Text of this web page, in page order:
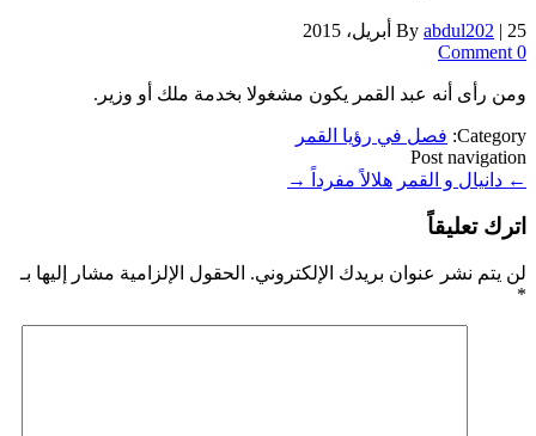
By abdul202 | 25 أبريل، 2015
0 Comment
ومن رأى أنه عبد القمر يكون مشغولا بخدمة ملك أو وزير.
Category: فصل في رؤيا القمر
Post navigation
← دانيال و القمر هلالاً مفرداً →
اترك تعليقاً
لن يتم نشر عنوان بريدك الإلكتروني. الحقول الإلزامية مشار إليها بـ
*